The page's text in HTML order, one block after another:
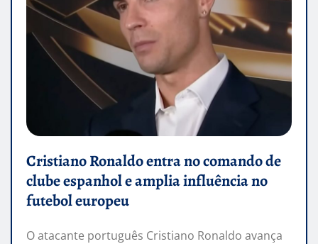
Cristiano Ronaldo entra no comando de
clube espanhol e amplia influência no
futebol europeu
O atacante português Cristiano Ronaldo avança